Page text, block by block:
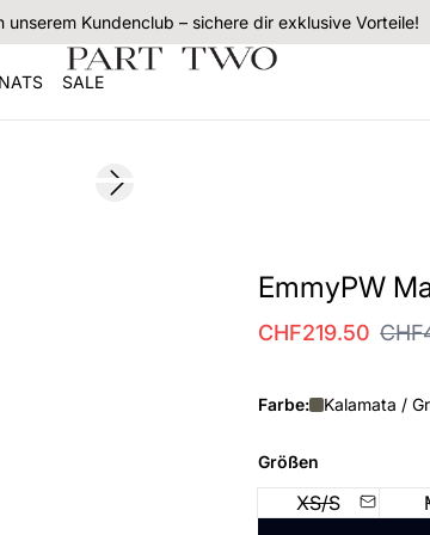
unserem Kundenclub – sichere dir exklusive Vorteile!
SALE
Next slide
EmmyPW
CHF219.50
Farbe: Kalamata /
Größen
XS/S